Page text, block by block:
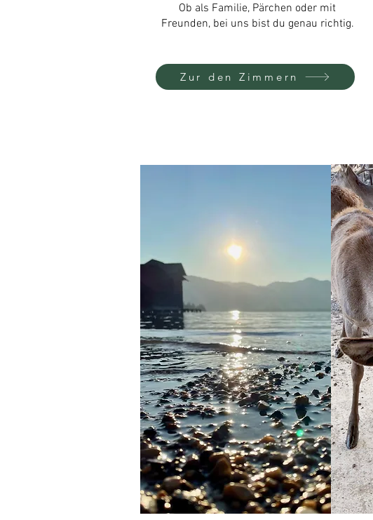
Ob als Familie, Pärchen oder mit
Freunden, bei uns bist du genau richtig.
Zur den Zimmern